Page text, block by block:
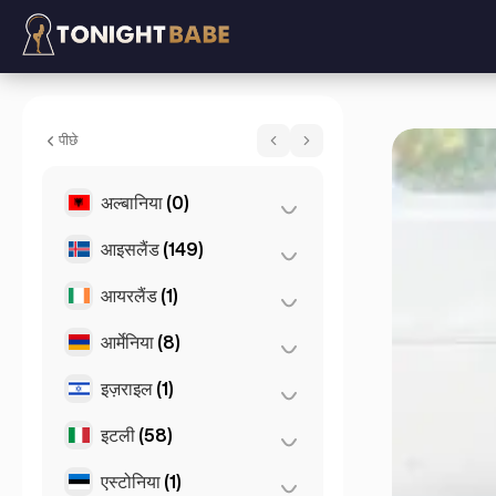
पीछे
अल्बानिया (0)
तिराना (0)
आइसलैंड (149)
रेक्याविक (149)
आयरलैंड (1)
डबलिन (1)
आर्मेनिया (8)
येरेवान (8)
इज़राइल (1)
तेल अवीव (1)
इटली (58)
ट्यूरिन (1)
एस्टोनिया (1)